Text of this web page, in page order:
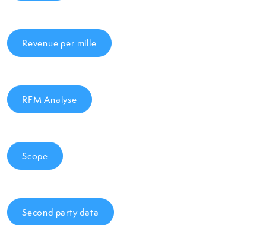
Revenue per mille
RFM Analyse
Scope
Second party data